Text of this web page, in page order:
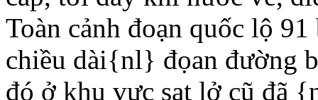
Toàn cảnh đoạn quốc lộ
chiều dài{nl} đọan đường
đó ở khu vực sạt lở cũ đã